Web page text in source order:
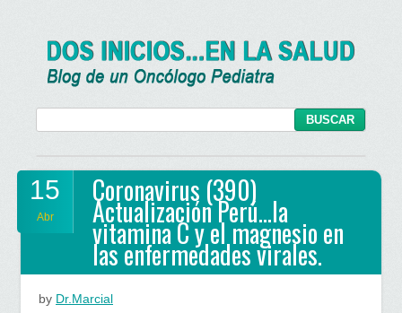
15
Abr
Coronavirus (390)
Actualización Perú…la
vitamina C y el magnesio en
las enfermedades virales.
by Dr.Marcial